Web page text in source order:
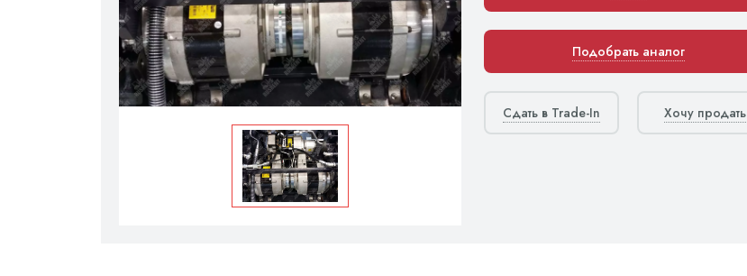
Подобрать аналог
Сдать в Trade-In Хочу продать